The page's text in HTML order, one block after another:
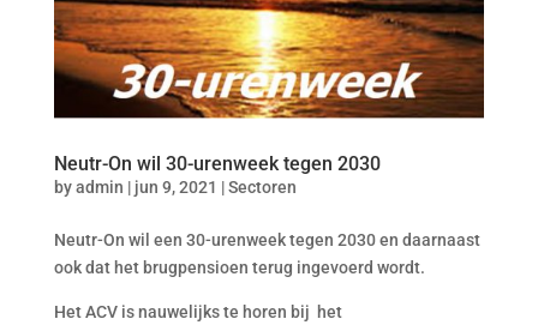
Neutr-On wil 30-urenweek tegen 2030
byadmin | jun 9, 2021 |Sectoren
Neutr-On wil een 30-urenweek tegen 2030 en daarnaast
ook dat het brugpensioen terug ingevoerd wordt.
Het ACV is nauwelijks te horen bij het